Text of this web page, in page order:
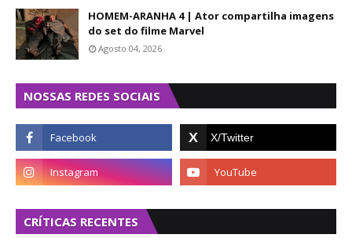
HOMEM-ARANHA 4 | Ator compartilha imagens
do set do filme Marvel
Agosto 04, 2026
NOSSAS REDES SOCIAIS
CRÍTICAS RECENTES